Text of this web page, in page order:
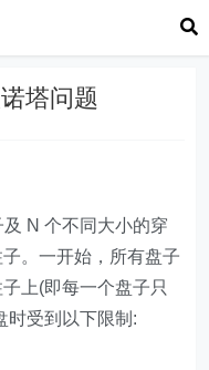
塔问题
N 个不同大小的穿
。一开始，所有盘子
上(即每一个盘子只
时受到以下限制: